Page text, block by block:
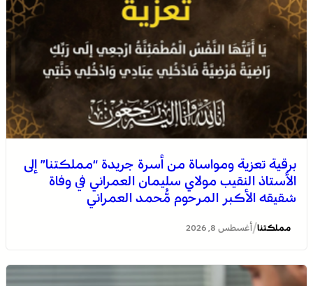
برقية تعزية ومواساة من أسرة جريدة “مملكتنا” إلى
الأستاذ النقيب مولاي سليمان العمراني في وفاة
شقيقه الأكبر المرحوم مُّحمد العمراني
مملكتنا/ أغسطس 8, 2026